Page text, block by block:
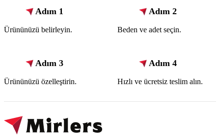
Adım 1
Ürününüzü belirleyin.
Adım 2
Beden ve adet seçin.
Adım 3
Ürününüzü özelleştirin.
Adım 4
Hızlı ve ücretsiz teslim alın.